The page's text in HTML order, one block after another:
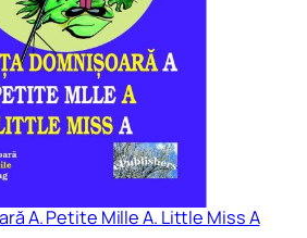
A. Petite Mille A. Little Miss A